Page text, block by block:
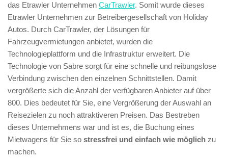
das Etrawler Unternehmen CarTrawler. Somit wurde dieses
Etrawler Unternehmen zur Betreibergesellschaft von Holiday
Autos. Durch CarTrawler, der Lösungen für
Fahrzeugvermietungen anbietet, wurden die
Technologieplattform und die Infrastruktur erweitert. Die
Technologie von Sabre sorgt für eine schnelle und reibungslose
Verbindung zwischen den einzelnen Schnittstellen. Damit
vergrößerte sich die Anzahl der verfügbaren Anbieter auf über
800. Dies bedeutet für Sie, eine Vergrößerung der Auswahl an
Reisezielen zu noch attraktiveren Preisen. Das Bestreben
dieses Unternehmens war und ist es, die Buchung eines
Mietwagens für Sie so stressfrei und einfach wie möglich zu
machen.